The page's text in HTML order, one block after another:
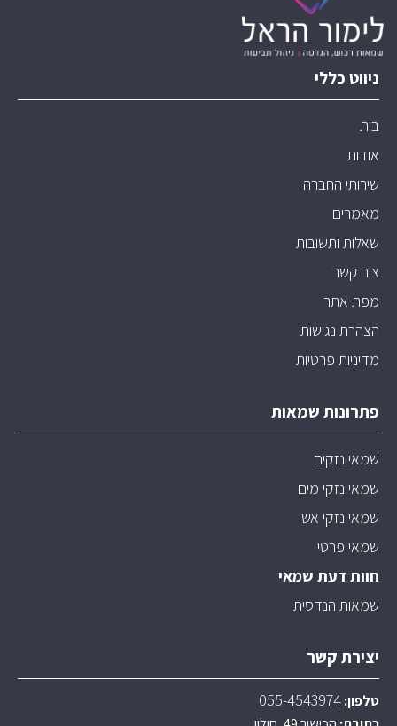
ניווט כללי
בית
אודות
שירותי החברה
מאמרים
שאלות ותשובות
צור קשר
מפת אתר
הצהרת נגישות
מדיניות פרטיות
פתרונות שמאות
שמאי נזקים
שמאי נזקי מים
שמאי נזקי אש
שמאי פרטי
חוות דעת שמאי
שמאות הנדסית
יצירת קשר
טלפון:
055-4543974